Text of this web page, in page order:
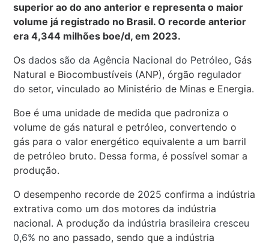
superior ao do ano anterior e representa o maior
volume já registrado no Brasil. O recorde anterior
era 4,344 milhões boe/d, em 2023.
Osdados são da Agência Nacional do Petróleo, Gás
Natural e Biocombustíveis (ANP), órgão regulador
do setor, vinculado ao Ministério de Minas e Energia.
Boe é uma unidade de medida que padroniza o
volume de gás natural e petróleo, convertendo o
gás para o valor energético equivalente a um barril
de petróleo bruto. Dessa forma, é possível somar a
produção.
O desempenho recorde de 2025 confirma a indústria
extrativa como um dos motores da indústria
nacional. A produção da indústria brasileira cresceu
0,6% no ano passado, sendo que a indústria